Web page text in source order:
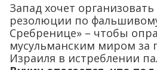
Запад хочет
резолюции по
Сребренице» – чтобы
мусульманским миром за
Израиля в истреблении